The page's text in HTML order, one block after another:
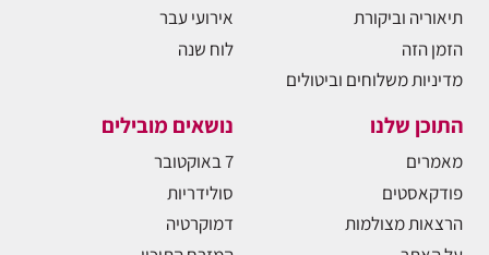
תיאוריה וביקורת
הזמן הזה
מדיניות משלוחים וביטולים
אירועי עבר
לוח שנה
התוכן שלנו
מאמרים
פודקאסטים
הרצאות מצולמות
נושאים מובילים
7 באוקטובר
סולידריות
דמוקרטיה